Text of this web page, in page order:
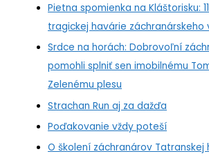
Pietna spomienka na Kláštorisku:
tragickej havárie záchranárskeho
Srdce na horách: Dobrovoľní
pomohli splniť sen imobilnému
Zelenému plesu
Strachan Run aj za dažďa
Poďakovanie vždy poteší
O školení záchranárov Tatranskej